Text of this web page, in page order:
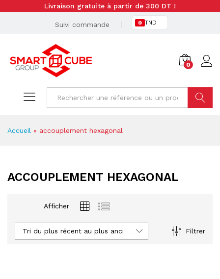
Livraison gratuite à partir de 300 DT !
Suivi commande TND
0
Accueil » accouplement hexagonal
ACCOUPLEMENT HEXAGONAL
Afficher
Filtrer
Tri du plus récent au plus ancien